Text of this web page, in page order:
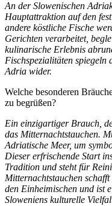
An der Slowenischen
Hauptattraktion auf den
andere köstliche Fische
Gerichten verarbeitet,
kulinarische Erlebnis
Fischspezialitäten spiegeln
Adria wider.
Welche besonderen
zu begrüßen?
Ein einzigartiger Brauch,
das Mitternachtstauchen.
Adriatische Meer, um
Dieser erfrischende Start
Tradition und steht für
Mitternachtstauchen
den Einheimischen und ist
Sloweniens kulturelle